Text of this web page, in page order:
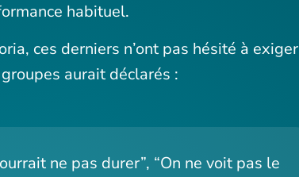
habituel.
ces derniers n’ont pas hésité à exiger
aurait déclarés :
ne pas durer”, “On ne voit pas le